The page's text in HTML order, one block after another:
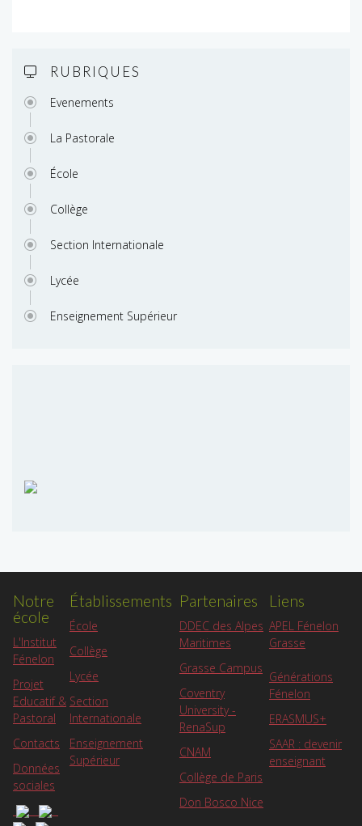
RUBRIQUES
Evenements
La Pastorale
École
Collège
Section Internationale
Lycée
Enseignement Supérieur
Notre
école
L'Institut
Fénelon
Projet
Educatif &
Pastoral
Contacts
Données
sociales
Établissements
École
Collège
Lycée
Section
Internationale
Enseignement
Supérieur
Partenaires
DDEC des Alpes
Maritimes
Grasse Campus
Coventry
University -
RenaSup
CNAM
Collège de Paris
Don Bosco Nice
Liens
APEL Fénelon
Grasse
Générations
Fénelon
ERASMUS+
SAAR : devenir
enseignant